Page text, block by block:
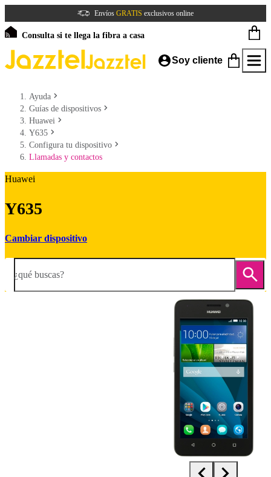
Envíos GRATIS exclusivos online
Consulta si te llega la fibra a casa
Soy cliente
Ayuda
Guías de dispositivos
Huawei
Y635
Configura tu dispositivo
Llamadas y contactos
Huawei
Y635
Cambiar dispositivo
¿qué buscas?